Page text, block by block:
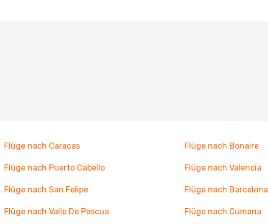
Flüge nach Caracas Flüge nach Bonaire
Flüge nach Puerto Cabello Flüge nach Valencia
Flüge nach San Felipe Flüge nach Barcelona
Flüge nach Valle De Pascua Flüge nach Cumana